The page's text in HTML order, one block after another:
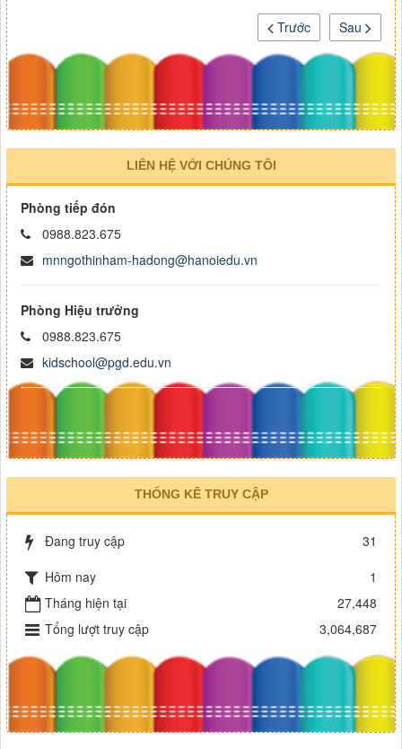
Sau
Trước
LIÊN HỆ VỚI CHÚNG TÔI
Phòng tiếp đón
0988.823.675
mnngothinham-hadong@hanoiedu.vn
Phòng Hiệu trưởng
0988.823.675
kidschool@pgd.edu.vn
THỐNG KÊ TRUY CẬP
Đang truy cập
31
Hôm nay
1
Tháng hiện tại
27,448
Tổng lượt truy cập
3,064,687